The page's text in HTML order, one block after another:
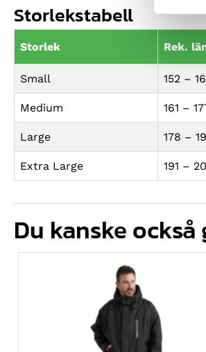
Storlekstabell
Storlek Rek.
Small 152 –
Medium 161 –
Large 178 –
Extra Large 191 –
Du kanske